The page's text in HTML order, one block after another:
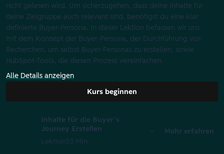
nicht gelesen wird. Um sicherzugehen, dass deine Inhalte für
deine Zielgruppe auch relevant sind, benötigst du eine klar
definierte Buyer-Persona. In dieser Lektion befassen wir uns
mit dem Konzept der Buyer-Persona, der Durchführung von
Recherchen, um selbst Buyer-Personas zu erstellen, sowie
HubSpot-Tools, die diesen Prozess vereinfachen.
Alle Details anzeigen
Kurs beginnen
Inhalte für die Buyer’s
Journey Erstellen
Lektion53 Min.
Mehr erfahren